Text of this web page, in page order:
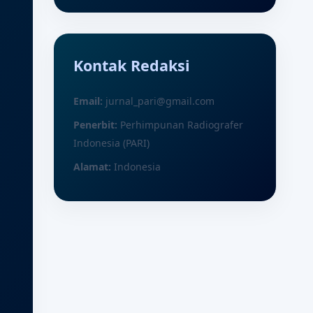
Kontak Redaksi
Email: jurnal_pari@gmail.com
Penerbit: Perhimpunan Radiografer
Indonesia (PARI)
Alamat: Indonesia